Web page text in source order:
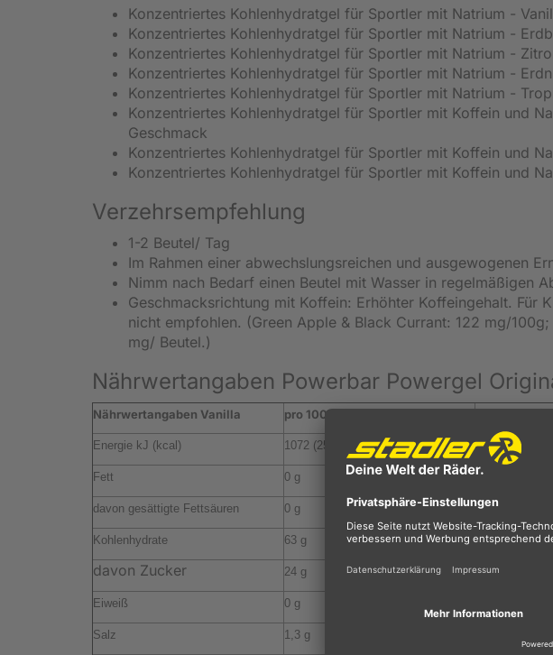
Konzentriertes Kohlenhydratgel für Sportler mit Natrium -
Konzentriertes Kohlenhydratgel für Sportler mit Natrium -
Konzentriertes Kohlenhydratgel für Sportler mit Natrium -
Konzentriertes Kohlenhydratgel für Sportler mit Natrium -
Konzentriertes Kohlenhydratgel für Sportler mit Natrium -
Konzentriertes Kohlenhydratgel für Sportler mit Koffein und
Geschmack
Konzentriertes Kohlenhydratgel für Sportler mit Koffein und
Konzentriertes Kohlenhydratgel für Sportler mit Koffein und
Verzehrsempfehlung
1-2 Beutel/ Tag
Im Rahmen einer abwechslungsreichen und ausgewogenen
Nimm nach Bedarf einen Beutel mit Wasser in regelmäßigen
Geschmacksrichtung mit Koffein: Erhöhter Koffeingehalt. Für
nicht empfohlen. (Green Apple & Black Currant: 122 mg/
mg/ Beutel.)
Nährwertangaben Powerbar Powergel
Nährwertangaben Vanilla pro 100 g pro Beutel
Energie kJ (kcal) 1072 (252) 440 (103)
Fett 0 g 0 g
davon gesättigte Fettsäuren 0 g 0 g
Kohlenhydrate 63 g 26 g
davon Zucker 24 g 10 g
Eiweiß 0 g
Salz 1,3 g